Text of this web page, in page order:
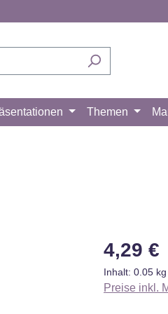
Themen
Regulärer
4,29 €
Inhalt: 0.05 kg
Preise inkl.